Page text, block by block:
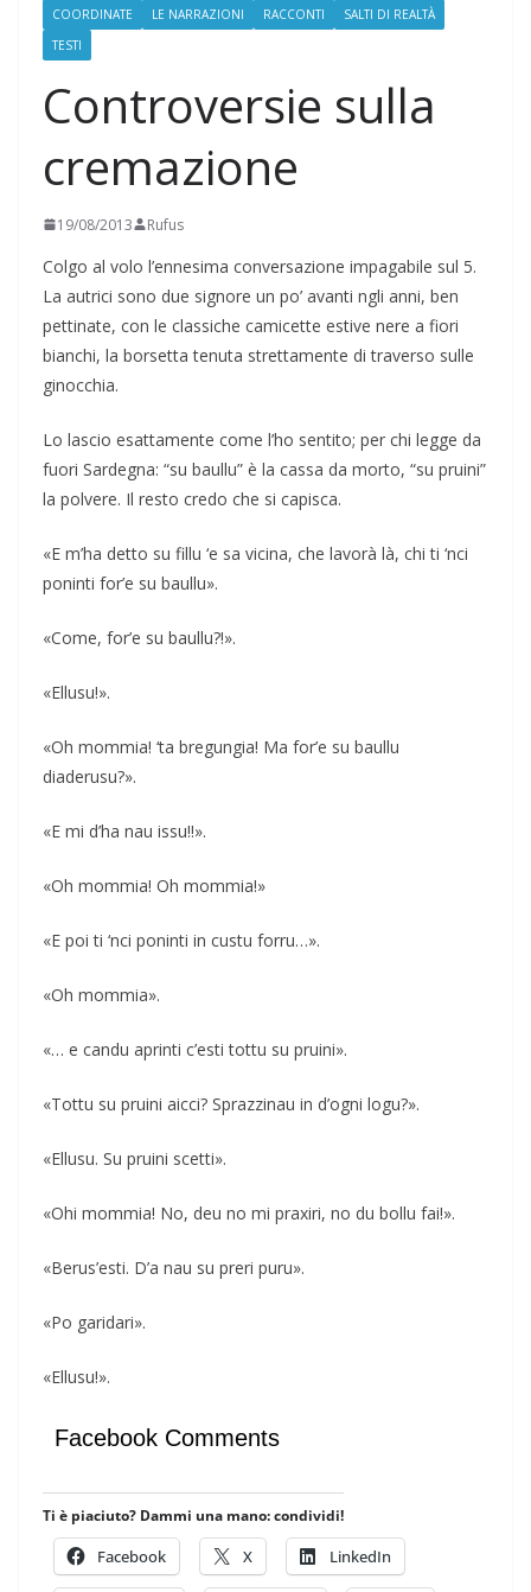
COORDINATE LE NARRAZIONI RACCONTI
SALTI DI REALTÀ
TESTI
Controversie sulla
cremazione
19/08/2013 Rufus
Colgo al volo l’ennesima conversazione impagabile sul 5.
La autrici sono due signore un po’ avanti ngli anni, ben
pettinate, con le classiche camicette estive nere a fiori
bianchi, la borsetta tenuta strettamente di traverso sulle
ginocchia.
Lo lascio esattamente come l’ho sentito; per chi legge da
fuori Sardegna: “su baullu” è la cassa da morto, “su pruini”
la polvere. Il resto credo che si capisca.
«E m’ha detto su fillu ‘e sa vicina, che lavorà là, chi ti ‘nci
poninti for’e su baullu».
«Come, for’e su baullu?!».
«Ellusu!».
«Oh mommia! ‘ta bregungia! Ma for’e su baullu
diaderusu?».
«E mi d’ha nau issu!!».
«Oh mommia! Oh mommia!»
«E poi ti ‘nci poninti in custu forru…».
«Oh mommia».
«… e candu aprinti c’esti tottu su pruini».
«Tottu su pruini aicci? Sprazzinau in d’ogni logu?».
«Ellusu. Su pruini scetti».
«Ohi mommia! No, deu no mi praxiri, no du bollu fai!».
«Berus’esti. D’a nau su preri puru».
«Po garidari».
«Ellusu!».
Facebook Comments
Ti è piaciuto? Dammi una mano: condividi!
Facebook X LinkedIn